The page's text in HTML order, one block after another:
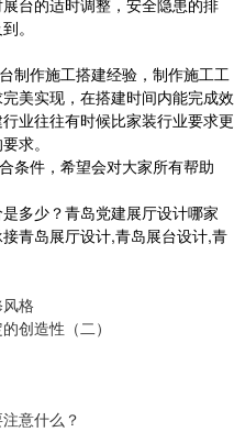
。
作施工搭建经验，制作施工工
美实现，在搭建时间内能完成效
业往往有时候比家装行业要求更
求。
件，希望会对大家所有帮助
多少？青岛党建展厅设计哪家
青岛展厅设计,青岛展台设计,青
格
创造性（二）
意什么？